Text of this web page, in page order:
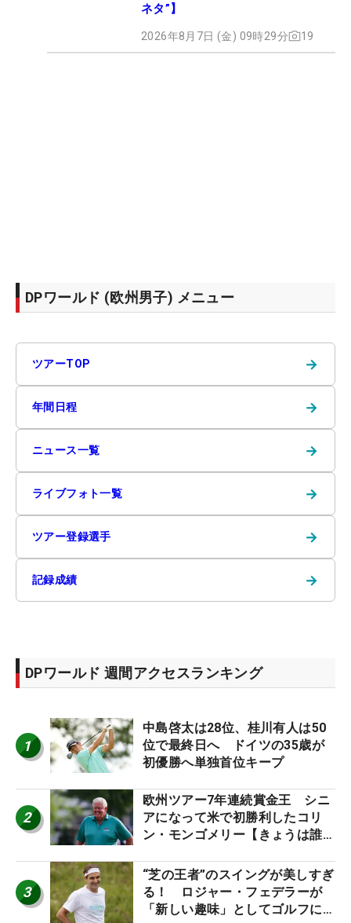
ネタ”】
2026年8月7日 (金) 09時29分 19
DPワールド (欧州男子) メニュー
ツアーTOP →
年間日程 →
ニュース一覧 →
ライブフォト一覧 →
ツアー登録選手 →
記録成績 →
DPワールド 週間アクセスランキング
1
中島啓太は28位、桂川有人は50
位で最終日へ ドイツの35歳が
初優勝へ単独首位キープ
2
欧州ツアー7年連続賞金王 シニ
アになって米で初勝利したコリ
ン・モンゴメリー【きょうは誰の
3
“芝の王者”のスイングが美しすぎ
る！ ロジャー・フェデラーが
「新しい趣味」としてゴルフに挑